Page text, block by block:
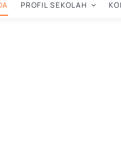
PROFIL SEKOLAH